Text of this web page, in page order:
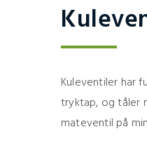
Kuleventiler har
tryktap, og tåler
mateventil på